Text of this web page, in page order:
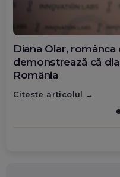
Diana Olar,
demonstrează că
România
Citește articolul